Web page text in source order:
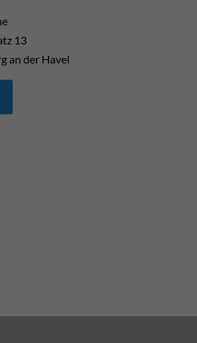
13
an der Havel